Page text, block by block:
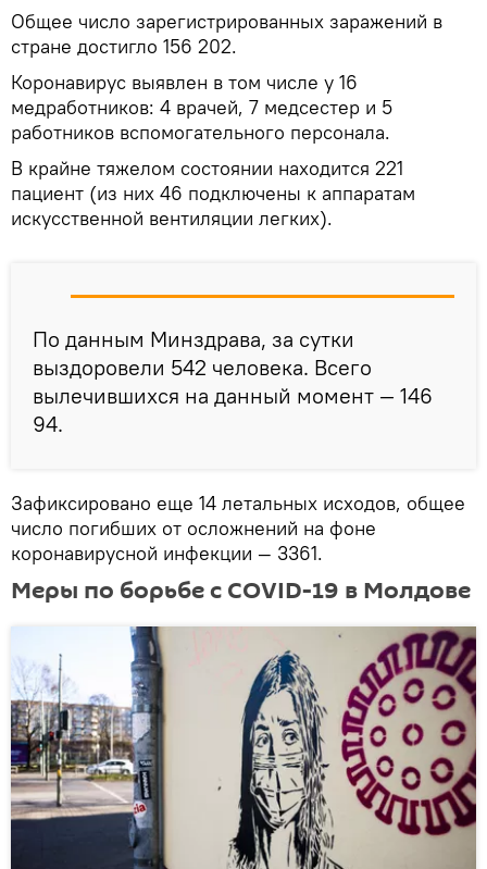
Общее число зарегистрированных заражений в
стране достигло 156 202.
Коронавирус выявлен в том числе у 16
медработников: 4 врачей, 7 медсестер и 5
работников вспомогательного персонала.
В крайне тяжелом состоянии находится 221
пациент (из них 46 подключены к аппаратам
искусственной вентиляции легких).
По данным Минздрава, за сутки
выздоровели 542 человека. Всего
вылечившихся на данный момент — 146
94.
Зафиксировано еще 14 летальных исходов, общее
число погибших от осложнений на фоне
коронавирусной инфекции — 3361.
Меры по борьбе с COVID-19 в Молдове